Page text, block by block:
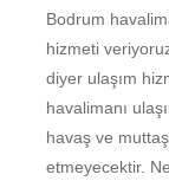
Bodrum
hizmeti
diyer ulaşım
havalimanı
havaş ve
etmeyecektir.